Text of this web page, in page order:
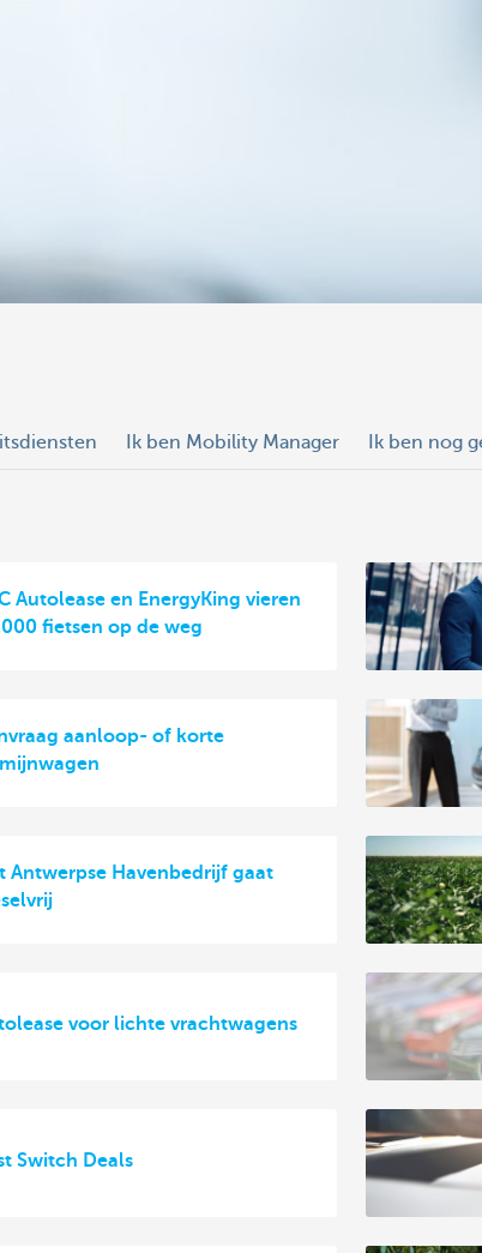
Ik ben Mobility Manager Ik ben nog
Autolease en EnergyKing vieren
fietsen op de weg
aanloop- of korte
Antwerpse Havenbedrijf gaat
voor lichte vrachtwagens
Switch Deals